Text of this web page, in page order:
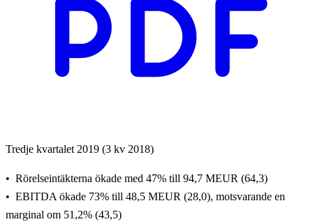
Tredje kvartalet 2019 (3 kv 2018)
Rörelseintäkterna ökade med 47% till 94,7 MEUR (64,3)
EBITDA ökade 73% till 48,5 MEUR (28,0), motsvarande en
marginal om 51,2% (43,5)